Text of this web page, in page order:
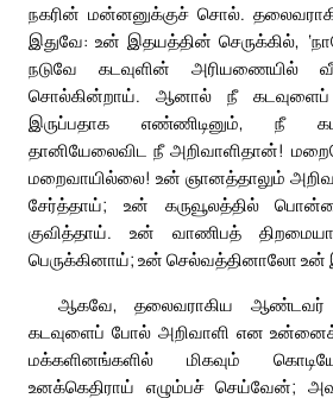
நகரின் மன்னனுக்குச் சொல்.
இதுவே: உன் இதயத்தின் செருக்கில்,
நடுவே கடவுளின் அரியணையில்
சொல்கின்றாய். ஆனால் நீ கடவுளைப்
இருப்பதாக எண்ணிடினும், நீ
தானியேலைவிட நீ அறிவாளிதான்!
மறைவாயில்லை! உன் ஞானத்தாலும்
சேர்த்தாய்; உன் கருவூலத்தில்
குவித்தாய். உன் வாணிபத்
பெருக்கினாய்; உன் செல்வத்தினாலோ உன்
ஆகவே, தலைவராகிய ஆண்டவர்
கடவுளைப் போல் அறிவாளி என
மக்களினங்களில் மிகவும்
உனக்கெதிராய் எழும்பச் செய்வேன்;